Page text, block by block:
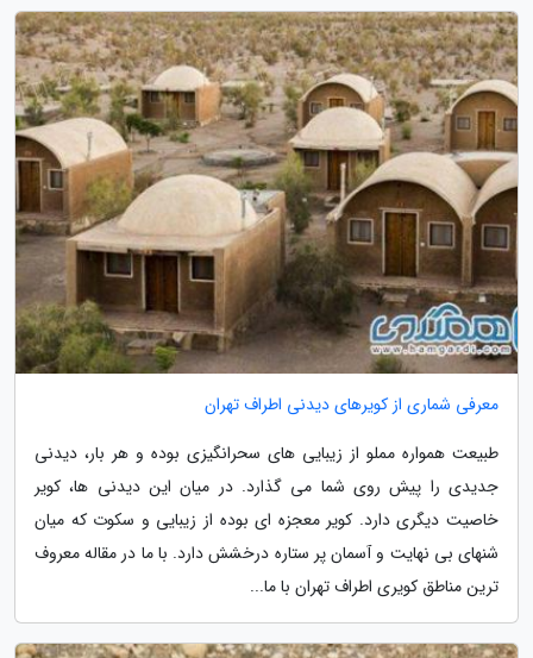
معرفی شماری از کویرهای دیدنی اطراف تهران
طبیعت همواره مملو از زیبایی های سحرانگیزی بوده و هر بار، دیدنی
جدیدی را پیش روی شما می گذارد. در میان این دیدنی ها، کویر
خاصیت دیگری دارد. کویر معجزه ای بوده از زیبایی و سکوت که میان
شنهای بی نهایت و آسمان پر ستاره درخشش دارد. با ما در مقاله معروف
ترین مناطق کویری اطراف تهران با ما...